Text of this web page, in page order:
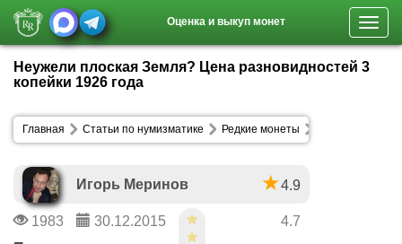
Оценка и выкуп монет
Неужели плоская Земля? Цена разновидностей 3
копейки 1926 года
Главная Статьи по нумизматике Редкие монеты
Игорь Меринов 4.9
1983 30.12.2015
4.7